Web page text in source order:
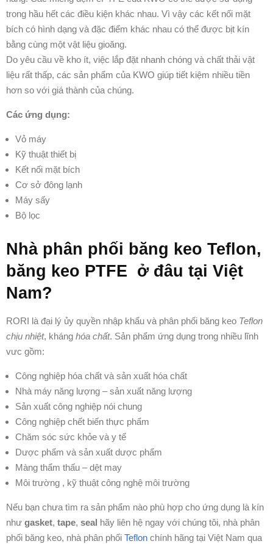
trong hầu hết các điều kiện khác nhau. Vì vậy các kết nối mặt
bích có hình dạng và đặc điểm khác nhau có thể được bịt kín
bằng cùng một vật liệu gioăng.
Do yêu cầu về kho ít, việc lắp đặt nhanh chóng và chất thải vật
liệu rất thấp, các sản phẩm của KWO giúp tiết kiệm nhiều tiền
hơn so với giá thành của chúng.
Các ứng dụng:
Vỏ máy
Kỹ thuật thiết bị
Kết nối mặt bích
Cơ sở đông lạnh
Máy sấy
Bộ lọc
Nhà phân phối băng keo Teflon,
băng keo PTFE ở đâu tại Việt
Nam?
RORI là đại lý ủy quyền nhập khẩu và phân phối băng keo Teflon
chịu nhiệt, kháng hóa chất. Sản phẩm ứng dụng trong nhiều lĩnh
vưc gồm:
Công nghiệp hóa chất và sản xuất hóa chất
Nhà máy năng lượng – sản xuất năng lượng
Sản xuất công nghiệp nói chung
Công nghiệp chết biến thực phẩm
Chăm sóc sức khỏe và y tế
Dược phẩm và sản xuất dược phẩm
Màng thẩm thấu – dệt may
Môi trường , kỹ thuật công nghệ môi trường
Nếu bạn chưa tìm ra sản phẩm nào phù hợp cho ứng dụng là kín
như gasket, tape, seal hãy liên hệ ngay với chúng tôi, nhà phân
phối băng keo, nhà phân phối Teflon chính hãng tại Việt Nam qua